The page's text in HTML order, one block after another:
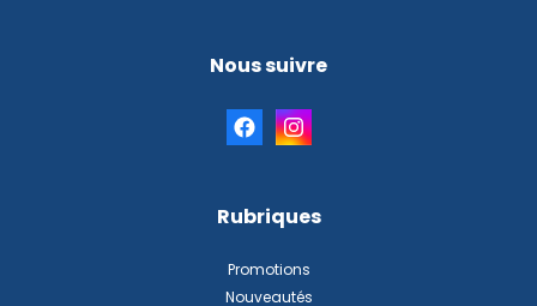
Nous suivre
Rubriques
Promotions
Nouveautés